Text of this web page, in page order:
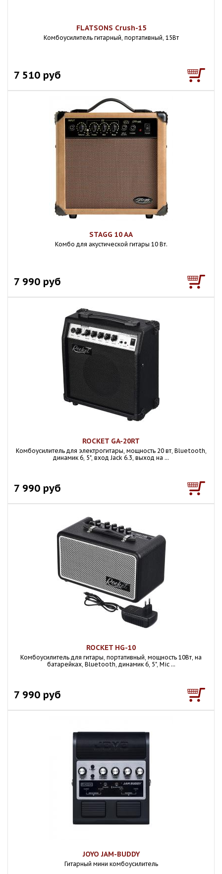
FLATSONS Crush-15
Комбоусилитель гитарный, портативный, 15Вт
7 510 руб
STAGG 10 AA
Комбо для акустической гитары 10 Вт.
7 990 руб
ROCKET GA-20RT
Комбоусилитель для электрогитары, мощность 20 вт, Bluetooth,
динамик 6, 5", вход Jack 6.3, выход на ...
7 990 руб
ROCKET HG-10
Комбоусилитель для гитары, портативный, мощность 10Вт, на
батарейках, Bluetooth, динамик 6, 5", Mic ...
7 990 руб
JOYO JAM-BUDDY
Гитарный мини комбоусилитель